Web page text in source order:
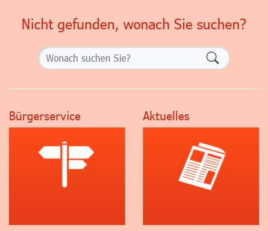
Nicht gefunden, wonach Sie suchen?
Bürgerservice Aktuelles